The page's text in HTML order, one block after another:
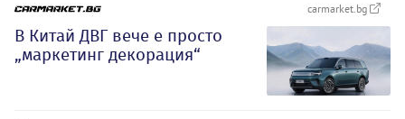
carmarket.bg
В Китай ДВГ вече е просто
„маркетинг декорация“